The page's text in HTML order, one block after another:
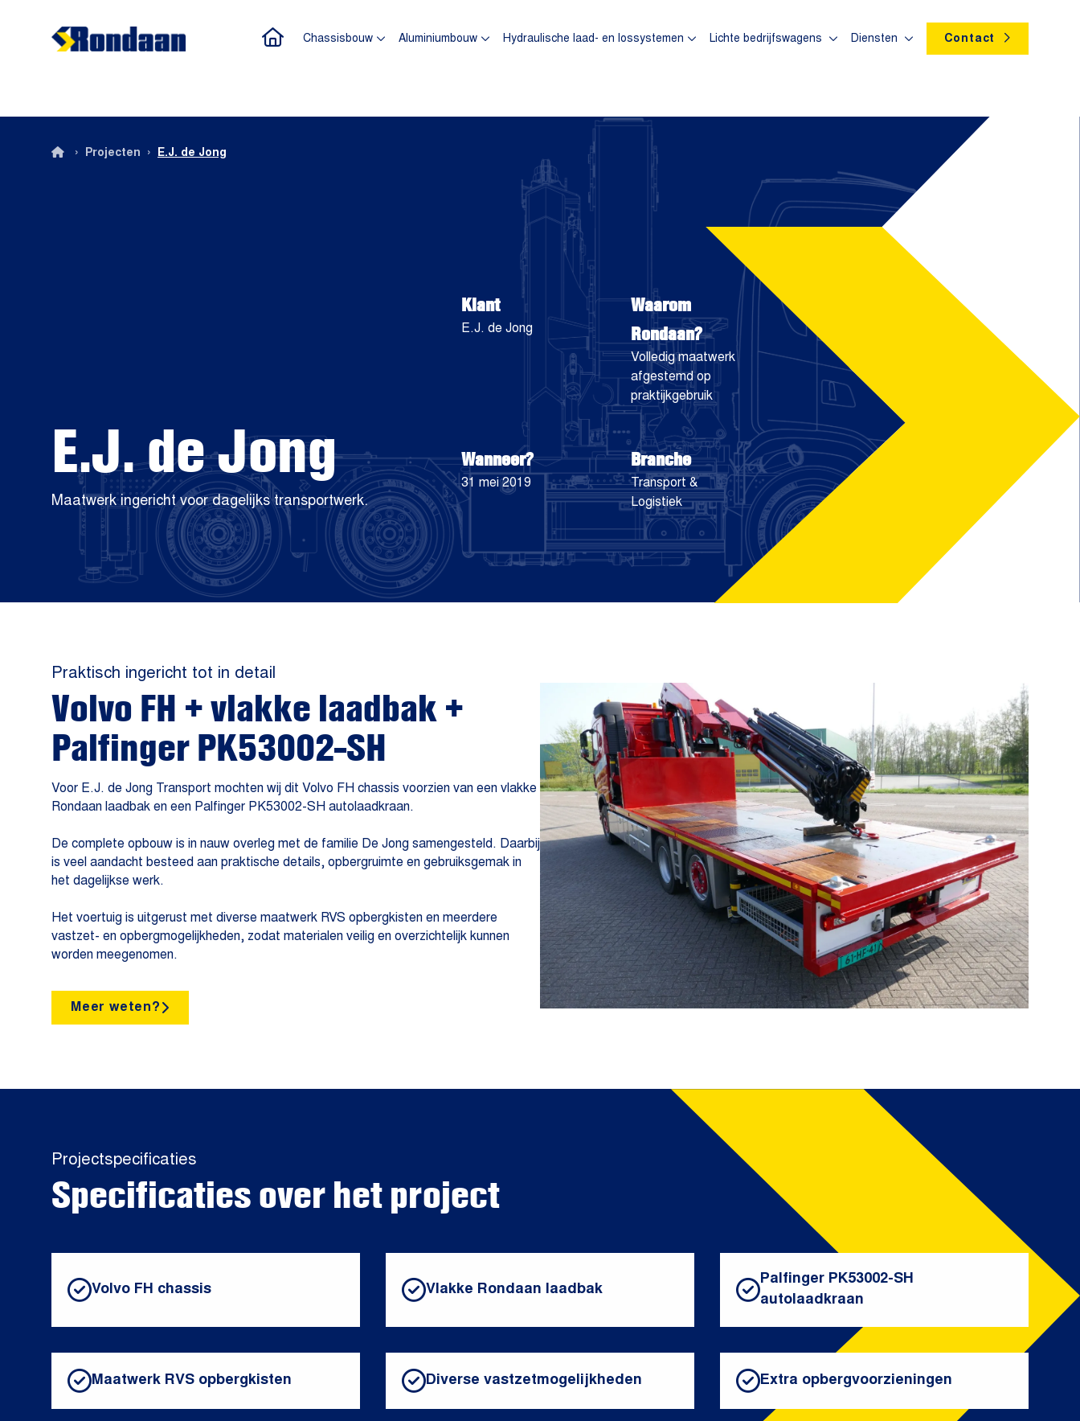
Naar de homepagina
Chassisbouw Aluminiumbouw Hydraulische laad- en lossystemen Lichte bedrijfswagens Diensten Contact
E.J. de Jong
Maatwerk ingericht voor dagelijks transportwerk.
› Projecten › E.J. de Jong
Klant
E.J. de Jong
Waarom
Rondaan?
Volledig maatwerk
afgestemd op
praktijkgebruik
Wanneer?
31 mei 2019
Branche
Transport &
Logistiek
Praktisch ingericht tot in detail
Volvo FH + vlakke laadbak +
Palfinger PK53002-SH
Voor E.J. de Jong Transport mochten wij dit Volvo FH chassis voorzien van een vlakke
Rondaan laadbak en een Palfinger PK53002-SH autolaadkraan.
De complete opbouw is in nauw overleg met de familie De Jong samengesteld. Daarbij
is veel aandacht besteed aan praktische details, opbergruimte en gebruiksgemak in
het dagelijkse werk.
Het voertuig is uitgerust met diverse maatwerk RVS opbergkisten en meerdere
vastzet- en opbergmogelijkheden, zodat materialen veilig en overzichtelijk kunnen
worden meegenomen.
Meer weten?
Projectspecificaties
Specificaties over het project
Volvo FH chassis Vlakke Rondaan laadbak
Palfinger PK53002-SH
autolaadkraan
Maatwerk RVS opbergkisten Diverse vastzetmogelijkheden Extra opbergvoorzieningen